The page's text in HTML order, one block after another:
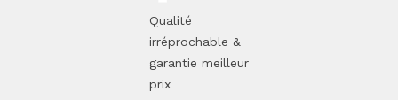
Qualité
irréprochable &
garantie meilleur
prix